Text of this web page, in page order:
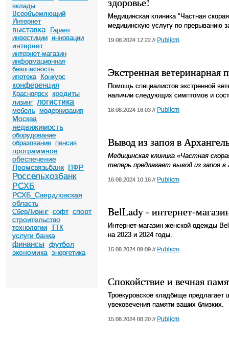
вклады
Всеобъемлющий
Интернет
выставка
Гарант
инвестиции инновации
интернет
интернет-магазин
информационная
безопасность
ипотека
Конкурс
конференция
Красноярск кредиты
лизинг логистика
мебель модернизация
Москва
недвижимость
оборудование
образование пенсия
программное
обеспечение
Промсвязьбанк ПФР
Россельхозбанк
РСХБ
РСХБ_Свердловская
область
СберЛизинг софт спорт
строительство
технологии ТТК
услуги банка
финансы
футбол
экономика
энергетика
Медицинская клиника "Частная
медицинскую услугу по прерыванию
19.08.2024 12:22 // Publicm
Экстренная
Помощь специалистов экстренной
наличии следующих симптомов и
18.08.2024 16:03 // Publicm
Вывод из запоя в
Медицинская клиника «Частная
теперь предлагает вывод из запоя
16.08.2024 10:16 // Publicm
BelLady - интернет-
Интернет-магазин женской одежды
на 2023 и 2024 годы.
15.08.2024 09:09 // Publicm
Спокойствие и вечная
Троекуровское кладбище предлагает
увековечения памяти ваших близких.
15.08.2024 08:20 // Publicm